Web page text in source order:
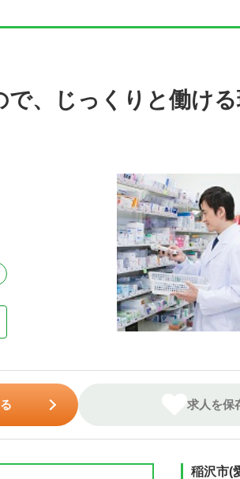
で、じっくりと働け
求人を保
稲沢市(